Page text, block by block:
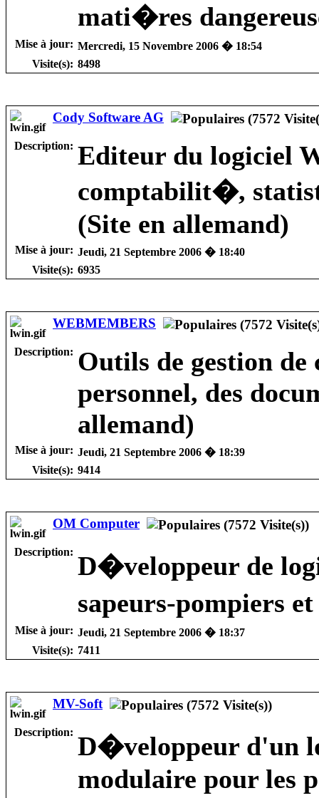
mati�res
Mise à jour: Mercredi, 15 Novembre 2006 � 18:54
Visite(s): 8498
Cody Software AG
Description: Editeur du logiciel
comptabilit�,
(Site en allemand)
Mise à jour: Jeudi, 21 Septembre 2006 � 18:40
Visite(s): 6935
WEBMEMBERS
Description: Outils de gestion de
personnel, des
allemand)
Mise à jour: Jeudi, 21 Septembre 2006 � 18:39
Visite(s): 9414
OM Computer
Description: D�veloppeur de
sapeurs-pompiers
Mise à jour: Jeudi, 21 Septembre 2006 � 18:37
Visite(s): 7411
MV-Soft
Description: D�veloppeur d'un
modulaire pour les